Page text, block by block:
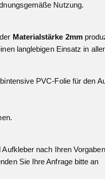
Nutzung.
Materialstärke 2mm
langlebigen Einsatz in
PVC-Folie für den
nach Ihren
Sie Ihre Anfrage bitte an